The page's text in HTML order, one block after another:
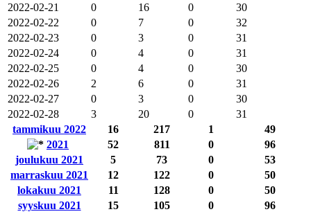
2022-02-21
0 16 0
30
2022-02-22
0 7 0
32
2022-02-23
0 3 0
31
2022-02-24
0 4 0
31
2022-02-25
0 4 0
30
2022-02-26
2 6 0
31
2022-02-27
0 3 0
30
2022-02-28
3 20 0
31
tammikuu 2022
16 217 1
49
2021
52 811 0
96
joulukuu 2021
5 73 0
53
marraskuu 2021
12 122 0
50
lokakuu 2021
11 128 0
50
syyskuu 2021
15 105 0
96